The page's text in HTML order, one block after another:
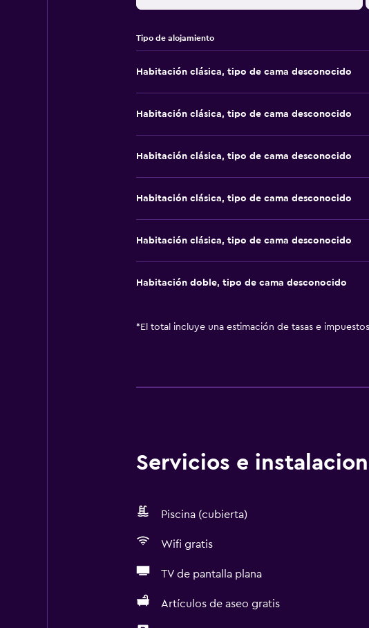
Tipo de alojamiento
Habitación clásica, tipo de cama desconocido
Habitación clásica, tipo de cama desconocido
Habitación clásica, tipo de cama desconocido
Habitación clásica, tipo de cama desconocido
Habitación clásica, tipo de cama desconocido
Habitación doble, tipo de cama desconocido
* El total incluye una estimación de tasas e
Servicios e
Piscina (cubierta)
Wifi gratis
TV de pantalla plana
Artículos de aseo gratis